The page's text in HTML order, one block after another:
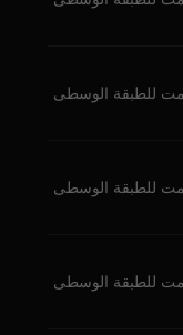
للطبقة الوسطى
للطبقة الوسطى
للطبقة الوسطى